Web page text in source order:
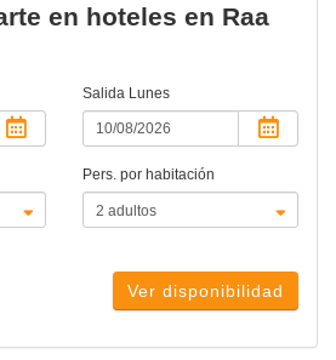
en hoteles en Raa
Salida Lunes
Pers. por habitación
Ver disponibilidad